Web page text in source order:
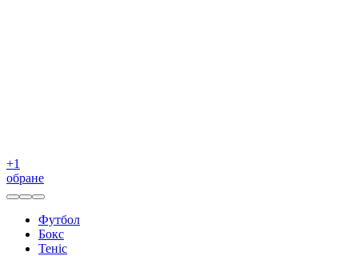
+1
обране
Футбол
Бокс
Теніс